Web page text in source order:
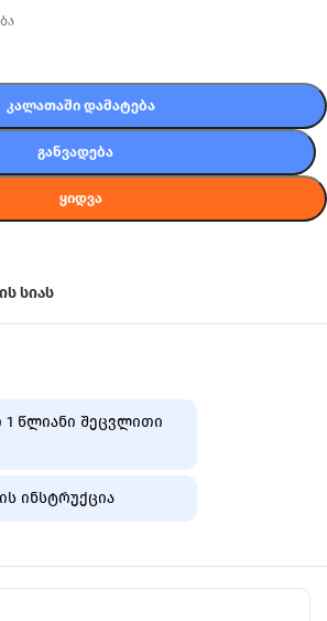
ᲙᲐᲚᲐᲗᲐᲨᲘ ᲓᲐᲛᲐᲢᲔᲑᲐ
ᲒᲐᲜᲕᲐᲓᲔᲑᲐ
ᲧᲘᲓᲕᲐ
სიას
წლიანი შეცვლითი
ინსტრუქცია